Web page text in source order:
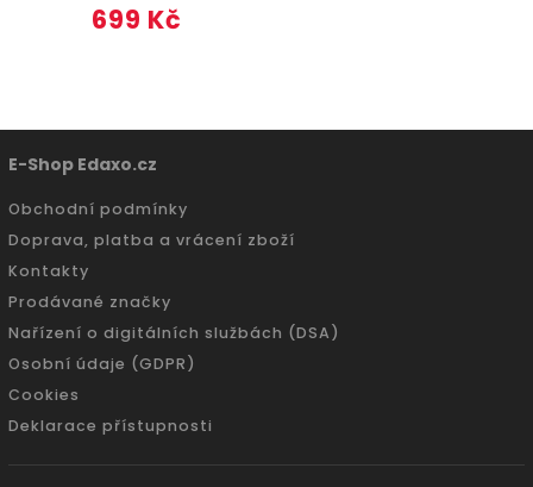
699 Kč
E-Shop Edaxo.cz
Obchodní podmínky
Doprava, platba a vrácení zboží
Kontakty
Prodávané značky
Nařízení o digitálních službách (DSA)
Osobní údaje (GDPR)
Cookies
Deklarace přístupnosti